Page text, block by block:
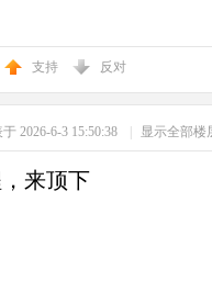
支持 反对
2026-6-3 15:50:38 | 显示全部楼
来顶下